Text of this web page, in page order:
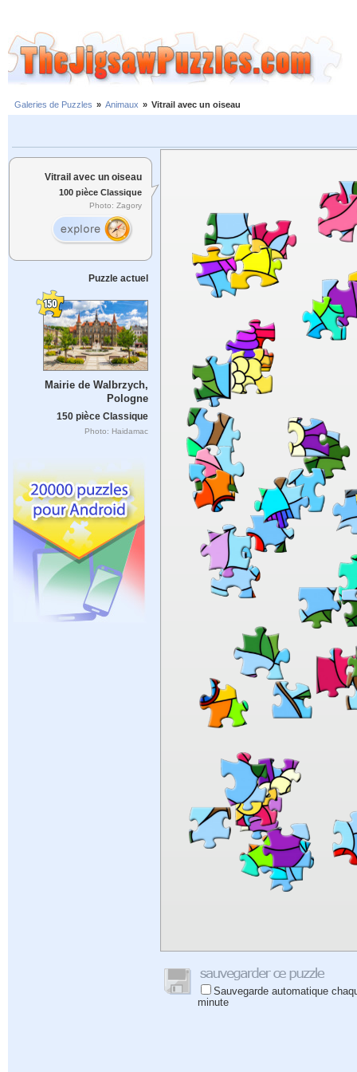
Galeries de Puzzles » Animaux » Vitrail avec un oiseau
Vitrail avec un oiseau
100 pièce Classique
Photo: Zagory
Puzzle actuel
Mairie de Walbrzych,
Pologne
150 pièce Classique
Photo: Haidamac
Sauvegarde automatique
minute